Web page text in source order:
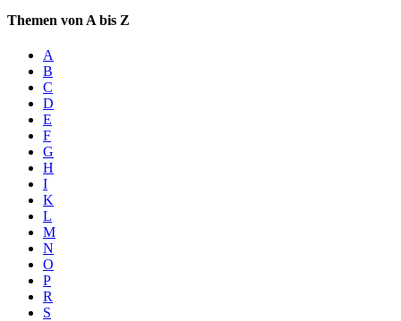
Themen von A bis Z
A
B
C
D
E
F
G
H
I
K
L
M
N
O
P
R
S